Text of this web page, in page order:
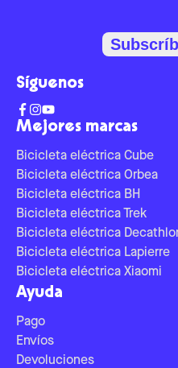
Mejores marcas
Bicicleta eléctrica Cube
Bicicleta eléctrica Orbea
Bicicleta eléctrica BH
Bicicleta eléctrica Trek
Bicicleta eléctrica
Bicicleta eléctrica Lapierre
Bicicleta eléctrica Xiaomi
Ayuda
Pago
Envíos
Devoluciones
Síguenos